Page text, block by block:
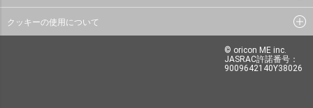
クッキーの使用について
© oricon ME inc.
JASRAC許諾番号：
9009642140Y38026